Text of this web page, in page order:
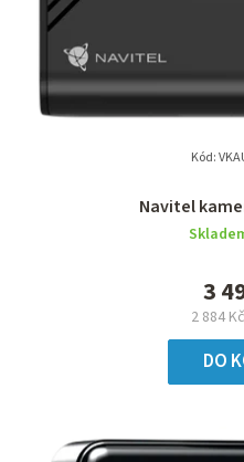
Navitel
2 884
3
DO
Kód: